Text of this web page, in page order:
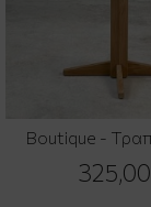
Boutique -